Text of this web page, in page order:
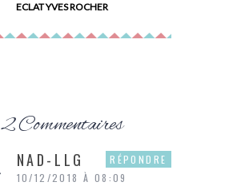
ECLAT YVES ROCHER
2 Commentaires
NAD-LLG
10/12/2018 À 08:09
RÉPONDRE